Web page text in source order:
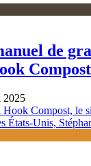
de
2025
Compost, le
États-Unis,